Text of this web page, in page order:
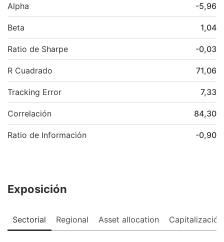
Alpha -5,96
Beta 1,04
Ratio de Sharpe -0,03
R Cuadrado 71,06
Tracking Error 7,33
Correlación 84,30
Ratio de Información -0,90
Exposición
Sectorial Regional Asset allocation Capitalización